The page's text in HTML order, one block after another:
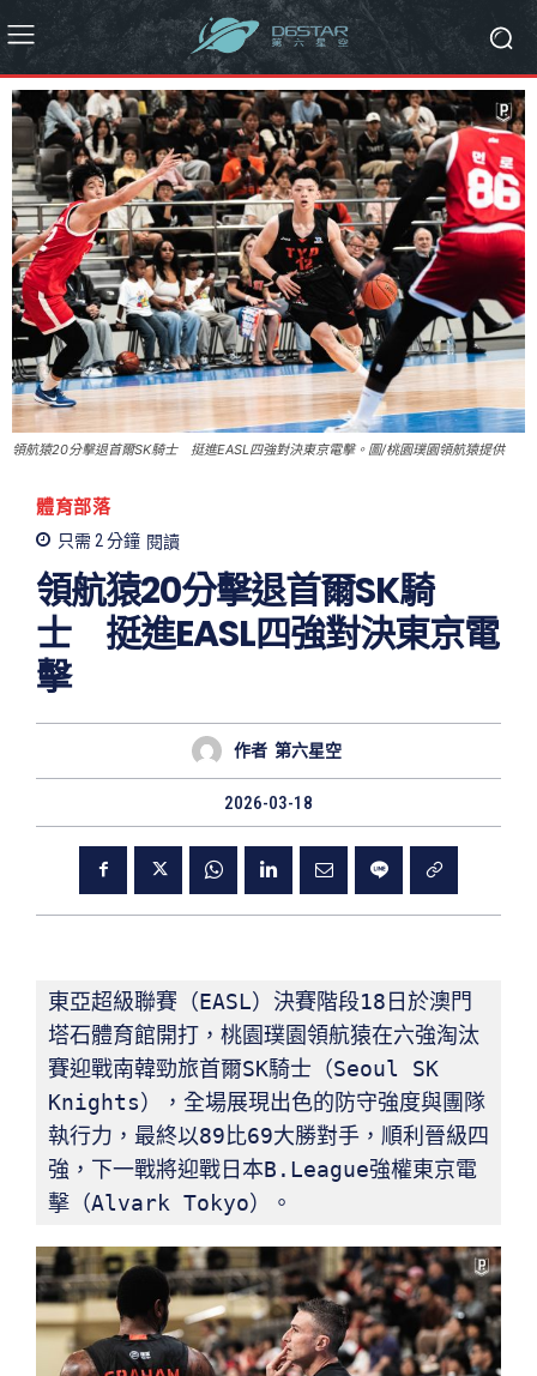
領航猿20分擊退首爾SK騎士 挺進EASL四強對決東京電擊。圖/桃園璞園領航猿提供
體育部落
只需 2分鐘 閱讀
領航猿20分擊退首爾SK騎
士 挺進EASL四強對決東京電
擊
作者 第六星空
2026-03-18
東亞超級聯賽（EASL）決賽階段18日於澳門
塔石體育館開打，桃園璞園領航猿在六強淘汰
賽迎戰南韓勁旅首爾SK騎士（Seoul SK
Knights），全場展現出色的防守強度與團隊
執行力，最終以89比69大勝對手，順利晉級四
強，下一戰將迎戰日本B.League強權東京電
擊（Alvark Tokyo）。